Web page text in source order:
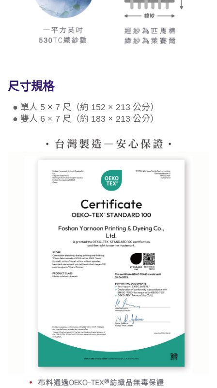
尺寸規格
● 單人 5 × 7 尺（約 152 × 213 公分）
● 雙人 6 × 7 尺（約 183 × 213 公分）